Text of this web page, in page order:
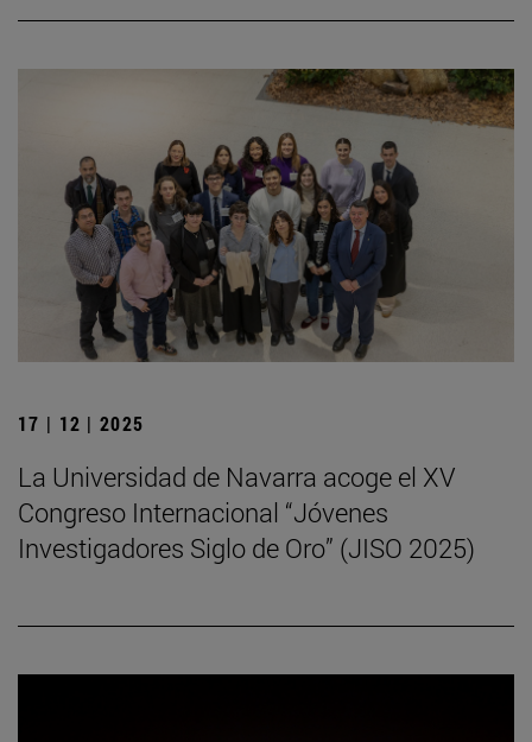
17 | 12 | 2025
La Universidad de Navarra acoge el XV
Congreso Internacional “Jóvenes
Investigadores Siglo de Oro” (JISO 2025)